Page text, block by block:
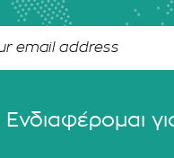
Ενδιαφέρομαι